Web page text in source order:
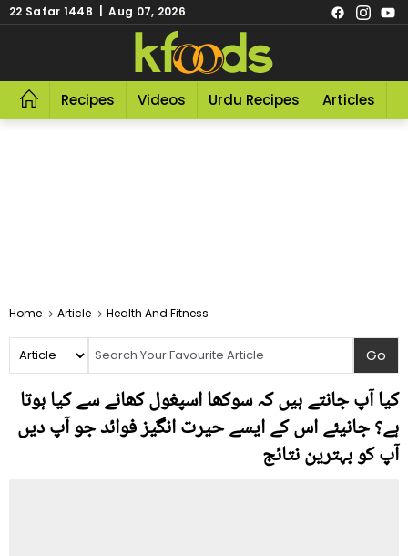
22 Safar 1448 | Aug 07, 2026
Recipes Videos Urdu Recipes Articles
Home Article Health And Fitness
کیا آپ جانتے ہیں کہ سوکھا اسپغول کھانے سے کیا ہوتا
ہے؟ جانیئے اس کے ایسے حیرت انگیز فوائد جو آپ دیں
آپ کو بہترین نتائج